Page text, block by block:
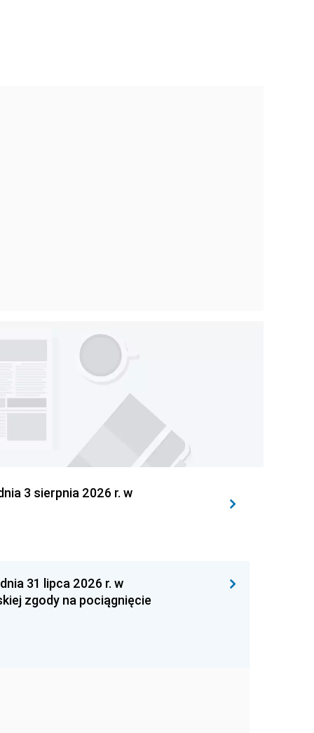
3 sierpnia 2026 r. w
31 lipca 2026 r. w
zgody na pociągnięcie